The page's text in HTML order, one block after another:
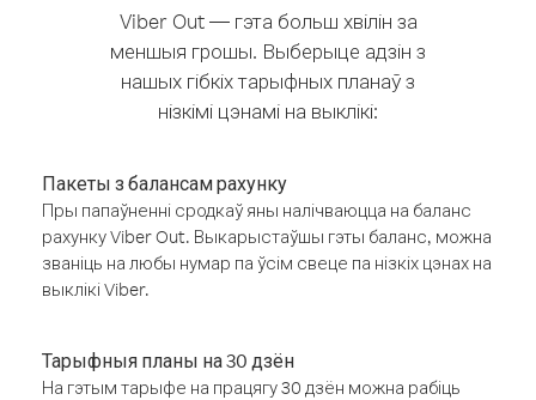
Viber Out — гэта больш хвілін за
меншыя грошы. Выберыце адзін з
нашых гібкіх тарыфных планаў з
нізкімі цэнамі на выклікі:
Пакеты з балансам рахунку
Пры папаўненні сродкаў яны налічваюцца на баланс
рахунку Viber Out. Выкарыстаўшы гэты баланс, можна
званіць на любы нумар па ўсім свеце па нізкіх цэнах на
выклікі Viber.
Тарыфныя планы на 30 дзён
На гэтым тарыфе на працягу 30 дзён можна рабіць